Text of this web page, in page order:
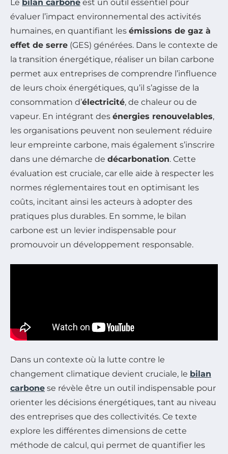
Le bilan carbone est un outil essentiel pour
évaluer l’impact environnemental des activités
humaines, en quantifiant les émissions de gaz à
effet de serre (GES) générées. Dans le contexte de
la transition énergétique, réaliser un bilan carbone
permet aux entreprises de comprendre l’influence
de leurs choix énergétiques, qu’il s’agisse de la
consommation d’électricité, de chaleur ou de
vapeur. En intégrant des énergies renouvelables,
les organisations peuvent non seulement réduire
leur empreinte carbone, mais également s’inscrire
dans une démarche de décarbonation. Cette
évaluation est cruciale, car elle aide à respecter les
normes réglementaires tout en optimisant les
coûts, incitant ainsi les acteurs à adopter des
pratiques plus durables. En somme, le bilan
carbone est un levier indispensable pour
promouvoir un développement responsable.
Dans un contexte où la lutte contre le
changement climatique devient cruciale, le bilan
carbone se révèle être un outil indispensable pour
orienter les décisions énergétiques, tant au niveau
des entreprises que des collectivités. Ce texte
explore les différentes dimensions de cette
méthode de calcul, qui permet de quantifier les